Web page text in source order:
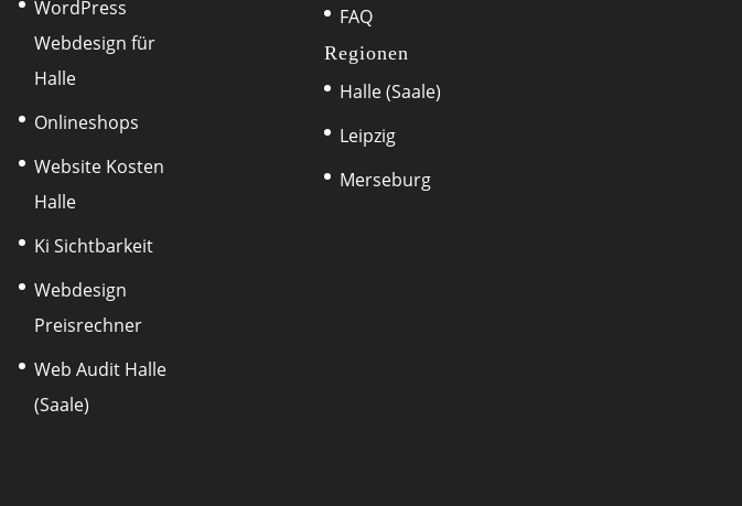
WordPress
Webdesign für
Halle
Onlineshops
Website Kosten
Halle
Ki Sichtbarkeit
Webdesign
Preisrechner
Web Audit Halle
(Saale)
FAQ
Regionen
Halle (Saale)
Leipzig
Merseburg